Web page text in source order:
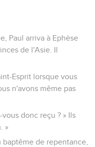
Paul arriva à Ephèse
de l'Asie. Il
Esprit lorsque vous
n'avons même pas
donc reçu ? » Ils
»
baptême de repentance,